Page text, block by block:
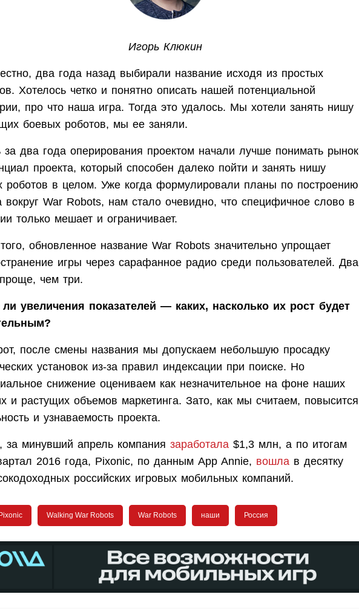
Игорь Клюкин
два года назад выбирали название исходя из простых
Хотелось четко и понятно описать нашей потенциальной
про что наша игра. Тогда это удалось. Мы хотели занять нишу
боевых роботов, мы ее заняли.
за два года оперирования проектом начали лучше понимать рынок
проекта, который способен далеко пойти и занять нишу
роботов в целом. Уже когда формулировали планы по построению
вокруг War Robots, нам стало очевидно, что специфичное слово в
только мешает и ограничивает.
обновленное название War Robots значительно упрощает
игры через сарафанное радио среди пользователей. Два
чем три.
увеличения показателей — каких, насколько их рост будет
после смены названия мы допускаем небольшую просадку
установок из-за правил индексации при поиске. Но
снижение оцениваем как незначительное на фоне наших
и растущих объемов маркетинга. Зато, как мы считаем, повысится
и узнаваемость проекта.
за минувший апрель компания заработала $1,3 млн, а по итогам
2016 года, Pixonic, по данным App Annie, вошла в десятку
российских игровых мобильных компаний.
Pixonic Walking War Robots War Robots наши Россия